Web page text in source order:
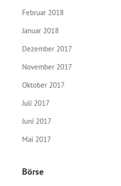
Februar 2018
Januar 2018
Dezember 2017
November 2017
Oktober 2017
Juli 2017
Juni 2017
Mai 2017
Börse